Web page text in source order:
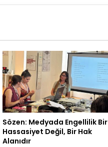
Sözen: Medyada Engellilik Bir
Hassasiyet Değil, Bir Hak
Alanıdır